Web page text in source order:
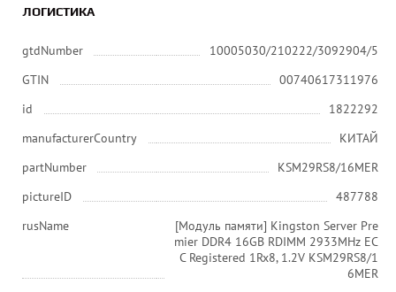
ЛОГИСТИКА
gtdNumber
10005030/210222/3092904/5
GTIN
00740617311976
id
1822292
manufacturerCountry
КИТАЙ
partNumber
KSM29RS8/16MER
pictureID
487788
rusName
[Модуль памяти] Kingston Server Pre
mier DDR4 16GB RDIMM 2933MHz EC
C Registered 1Rx8, 1.2V KSM29RS8/1
6MER